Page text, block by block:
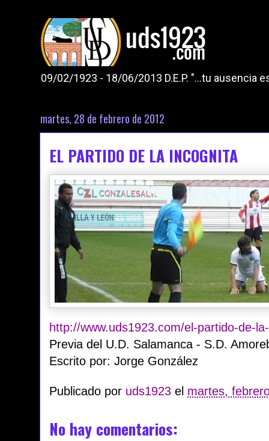
09/02/1923 - 18/06/2013 D.E.P. "...tu ausencia
martes, 28 de febrero de 2012
EL PARTIDO DE LA INCOGNITA
http://www.uds1923.com/el-partido-de-
Previa del U.D. Salamanca - S.D.
Escrito por: Jorge González
Publicado por uds1923 el martes,
No hay comentarios: